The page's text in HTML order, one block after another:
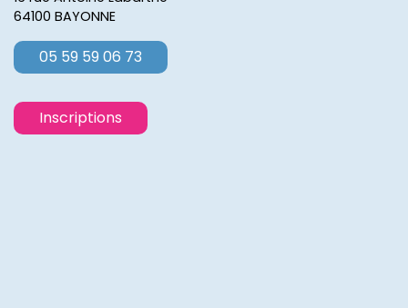
64100 BAYONNE
05 59 59 06 73
Inscriptions